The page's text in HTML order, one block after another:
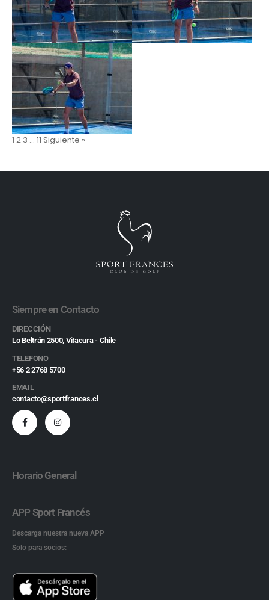
1 2 3 … 11 Siguiente »
Siempre en Contacto
DIRECCIÓN
Lo Beltrán 2500, Vitacura - Chile
TELEFONO
+56 2 2768 5700
EMAIL
contacto@sportfrances.cl
Horario General
APP Sport Francés
Descarga nuestra nueva APP
Solo para socios: